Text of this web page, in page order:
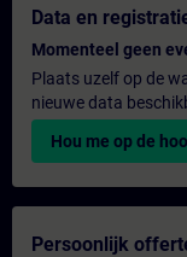
Data en
Momenteel geen
Plaats uzelf op de
nieuwe data
Hou me op de
Persoonlijk